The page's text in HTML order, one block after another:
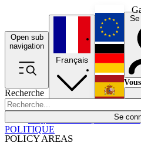
Open sub
navigation
Recherche
Se
POLICY AREAS
Économie
Français
POLITIQUE